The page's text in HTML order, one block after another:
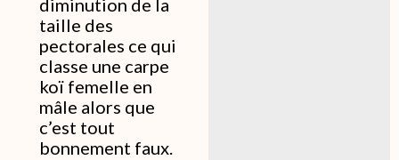
diminution de la
taille des
pectorales ce qui
classe une carpe
koï femelle en
mâle alors que
c’est tout
bonnement faux.